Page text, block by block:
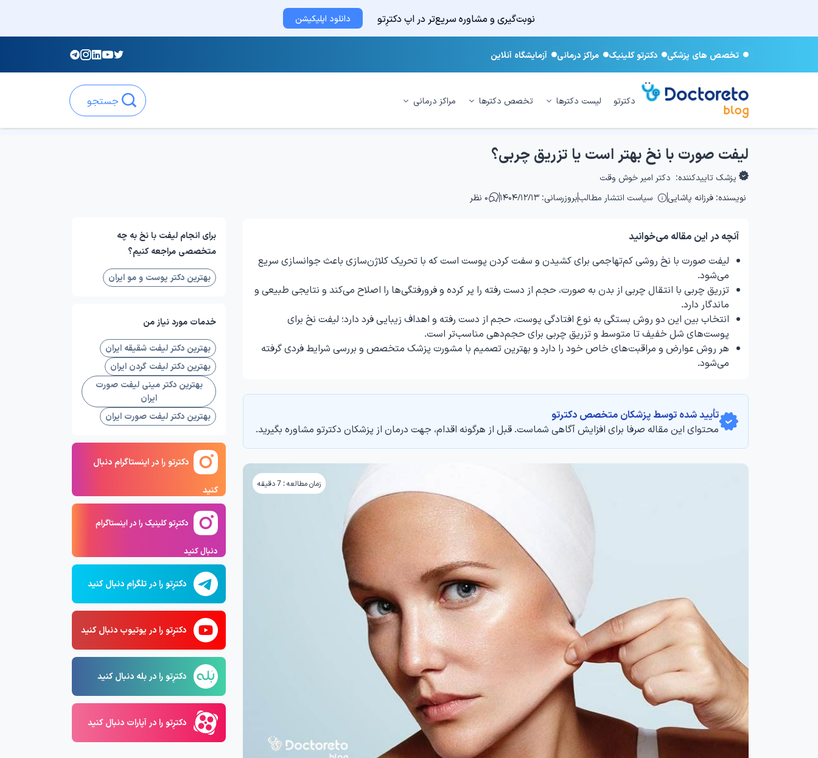
نوبت‌گیری و مشاوره سریع‌تر در اپ دکترِتو دانلود اپلیکیشن
تخصص های پزشکی دکترتو کلینیک مراکز درمانی آزمایشگاه آنلاین
دکترتو لیست دکترها تخصص دکترها مراکز درمانی جستجو
لیفت صورت با نخ بهتر است یا تزریق چربی؟
پزشک تاییدکننده: دکتر امیر خوش وقت
نویسنده: فرزانه پاشایی سیاست انتشار مطالببروزرسانی: ۱۴۰۴/۱۲/۱۳ ۰ نظر
آنچه در این مقاله می‌خوانید
لیفت صورت با نخ روشی کم‌تهاجمی برای کشیدن و سفت کردن پوست است که با تحریک کلاژن‌سازی باعث جوانسازی سریع
می‌شود.
تزریق چربی با انتقال چربی از بدن به صورت، حجم از دست رفته را پر کرده و فرورفتگی‌ها را اصلاح می‌کند و نتایجی طبیعی و
ماندگار دارد.
انتخاب بین این دو روش بستگی به نوع افتادگی پوست، حجم از دست رفته و اهداف زیبایی فرد دارد؛ لیفت نخ برای
پوست‌های شل خفیف تا متوسط و تزریق چربی برای حجم‌دهی مناسب‌تر است.
هر روش عوارض و مراقبت‌های خاص خود را دارد و بهترین تصمیم با مشورت پزشک متخصص و بررسی شرایط فردی گرفته
می‌شود.
تأیید‌‌‌‌‌‌‌ شده توسط پزشکان متخصص دکترتو
محتوای این مقاله صرفا برای افزایش آگاهی شماست. قبل از هرگونه اقدام، جهت درمان از پزشکان دکترتو مشاوره بگیرید.
زمان مطالعه : 7 دقیقه
برای انجام لیفت با نخ به چه
متخصصی مراجعه کنیم؟
بهترین دکتر پوست و مو ایران
خدمات مورد نیاز من
بهترین دکتر لیفت شقیقه ایران
بهترین دکتر لیفت گردن ایران
بهترین دکتر مینی لیفت صورت
ایران
بهترین دکتر لیفت صورت ایران
دکترتو را در اینستاگرام دنبال
کنید
دکترِتو کلینیک را در اینستاگرام
دنبال کنید
دکترِتو را در تلگرام دنبال کنید
دکترِتو را در یوتیوب دنبال کنید
دکترِتو را در بله دنبال کنید
دکترِتو را در آپارات دنبال کنید